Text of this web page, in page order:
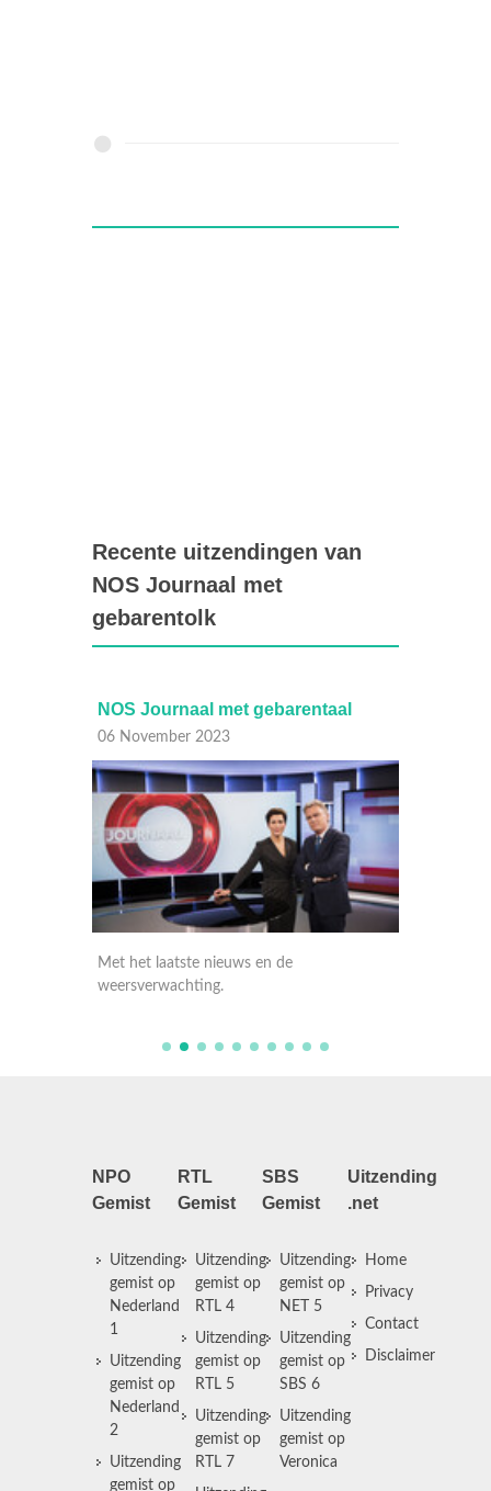
Recente uitzendingen van
NOS Journaal met
gebarentolk
NOS Journaal met gebarentaal
06 November 2023
Met het laatste nieuws en de
weersverwachting.
NPO
Gemist
Uitzending
gemist op
Nederland
1
Uitzending
gemist op
Nederland
2
Uitzending
gemist op
RTL
Gemist
Uitzending
gemist op
RTL 4
Uitzending
gemist op
RTL 5
Uitzending
gemist op
RTL 7
SBS
Gemist
Uitzending
gemist op
NET 5
Uitzending
gemist op
SBS 6
Uitzending
gemist op
Veronica
Uitzending
.net
Home
Privacy
Contact
Disclaimer